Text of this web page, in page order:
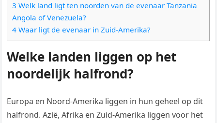
3 Welk land ligt ten noorden van de evenaar Tanzania
Angola of Venezuela?
4 Waar ligt de evenaar in Zuid-Amerika?
Welke landen liggen op het
noordelijk halfrond?
Europa en Noord-Amerika liggen in hun geheel op dit
halfrond. Azië, Afrika en Zuid-Amerika liggen voor het